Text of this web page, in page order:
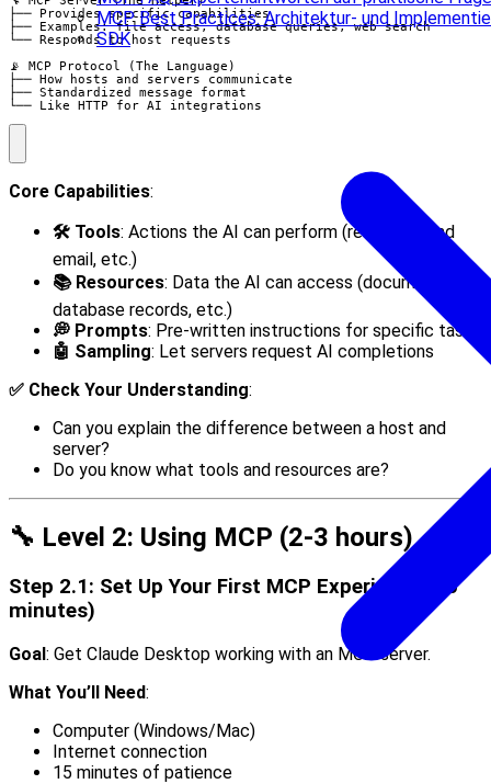
MCP Best Practices: Architektur- und
SDK
├── Provides specific capabilities
├── Examples: file access, database queries, web search
└── Responds to host requests
📡 MCP Protocol (The Language)
├── How hosts and servers communicate
├── Standardized message format
└── Like HTTP for AI integrations
Core Capabilities:
🛠️ Tools: Actions the AI can perform (read file, send
email, etc.)
📚 Resources: Data the AI can access (documents,
database records, etc.)
💭 Prompts: Pre-written instructions for specific tasks
🤖 Sampling: Let servers request AI completions
✅ Check Your Understanding:
Can you explain the difference between a host and
server?
Do you know what tools and resources are?
🔧 Level 2: Using MCP (2-3 hours)
Step 2.1: Set Up Your First MCP Experience (30
minutes)
Goal: Get Claude Desktop working with an MCP server.
What You’ll Need:
Computer (Windows/Mac)
Internet connection
15 minutes of patience